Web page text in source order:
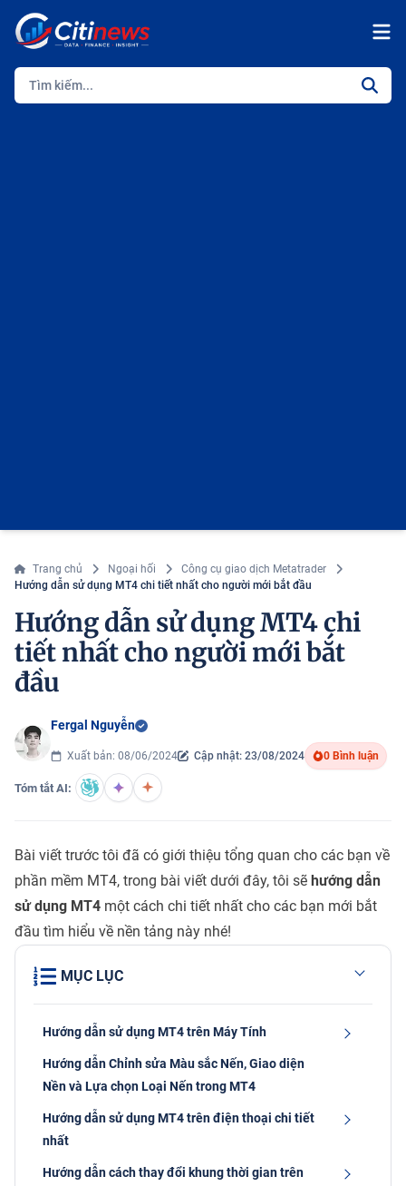
Trang chủ Ngoại hối
Công cụ giao dịch Metatrader
Hướng dẫn sử dụng MT4 chi tiết nhất cho người mới bắt đầu
Hướng dẫn sử dụng MT4 chi
tiết nhất cho người mới bắt
đầu
Fergal Nguyễn
Xuất bản: 08/06/2024 Cập nhật: 23/08/2024 0 Bình luận
Tóm tắt AI:
Bài viết trước tôi đã có giới thiệu tổng quan cho các bạn về
phần mềm MT4, trong bài viết dưới đây, tôi sẽ hướng dẫn
sử dụng MT4 một cách chi tiết nhất cho các bạn mới bắt
đầu tìm hiểu về nền tảng này nhé!
MỤC LỤC
Hướng dẫn sử dụng MT4 trên Máy Tính
Hướng dẫn Chỉnh sửa Màu sắc Nến, Giao diện
Nền và Lựa chọn Loại Nến trong MT4
Hướng dẫn sử dụng MT4 trên điện thoại chi tiết
nhất
Hướng dẫn cách thay đổi khung thời gian trên